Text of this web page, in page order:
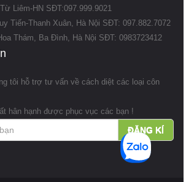
Liêm-HN SĐT:097.999.9021
Tiến-Thanh Xuân, Hà Nội SĐT: 097.882.7072
Thám, Ba Đình, Hà Nội SĐT: 0983723412
tôi hỗ trợ tư vấn về cách diệt các loại côn
hân hạnh được phục vục các bạn !
ĐĂNG KÍ